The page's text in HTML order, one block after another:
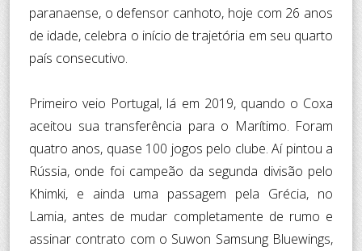
paranaense, o defensor canhoto, hoje com 26 anos
de idade, celebra o início de trajetória em seu quarto
país consecutivo.
Primeiro veio Portugal, lá em 2019, quando o Coxa
aceitou sua transferência para o Marítimo. Foram
quatro anos, quase 100 jogos pelo clube. Aí pintou a
Rússia, onde foi campeão da segunda divisão pelo
Khimki, e ainda uma passagem pela Grécia, no
Lamia, antes de mudar completamente de rumo e
assinar contrato com o Suwon Samsung Bluewings,